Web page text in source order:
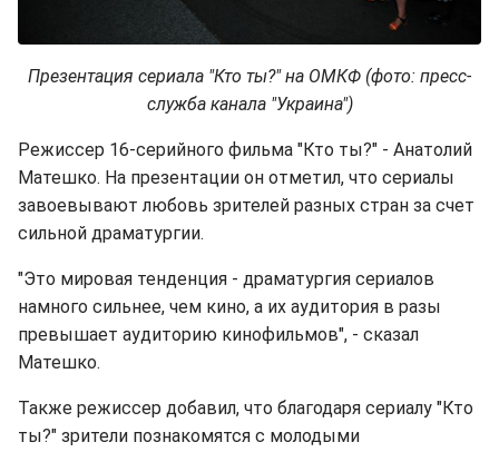
Презентация сериала "Кто ты?" на ОМКФ (фото: пресс-
служба канала "Украина")
Режиссер 16-серийного фильма "Кто ты?" - Анатолий
Матешко. На презентации он отметил, что сериалы
завоевывают любовь зрителей разных стран за счет
сильной драматургии.
"Это мировая тенденция - драматургия сериалов
намного сильнее, чем кино, а их аудитория в разы
превышает аудиторию кинофильмов", - сказал
Матешко.
Также режиссер добавил, что благодаря сериалу "Кто
ты?" зрители познакомятся с молодыми